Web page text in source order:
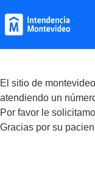
El sitio de
atendiendo un
Por favor le
Gracias por su